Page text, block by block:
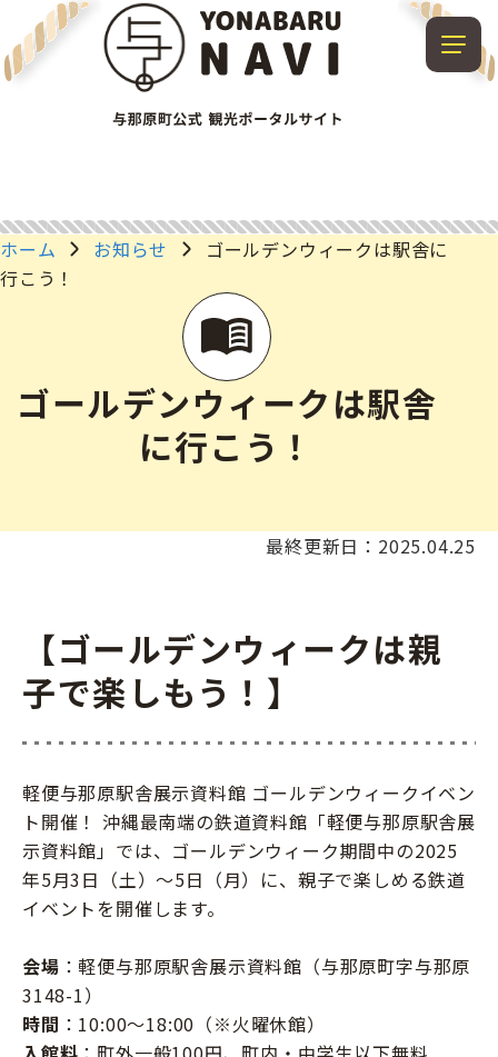
ホーム お知らせ
ゴールデンウィークは駅舎に
行こう！
ゴールデンウィークは駅舎
に行こう！
最終更新日：2025.04.25
【ゴールデンウィークは親
子で楽しもう！】
軽便与那原駅舎展示資料館 ゴールデンウィークイベン
ト開催！ 沖縄最南端の鉄道資料館「軽便与那原駅舎展
示資料館」では、ゴールデンウィーク期間中の2025
年5月3日（土）～5日（月）に、親子で楽しめる鉄道
イベントを開催します。
会場 ：軽便与那原駅舎展示資料館（与那原町字与那原
3148-1）
時間 ：10:00～18:00（※火曜休館）